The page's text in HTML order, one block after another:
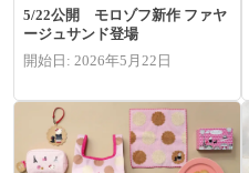
5/22公開 モロゾフ新作 ファヤ
ージュサンド登場
開始日: 2026年5月22日